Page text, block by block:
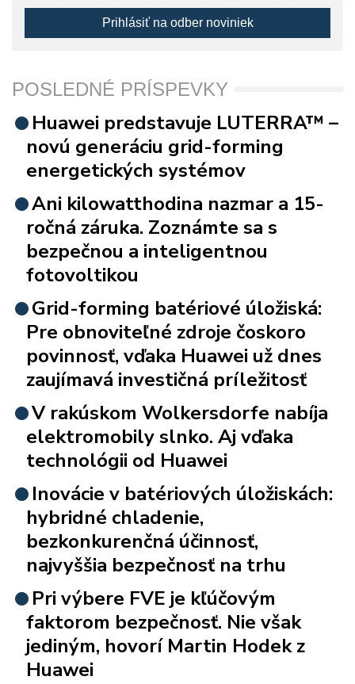
Prihlásiť na odber noviniek
POSLEDNÉ PRÍSPEVKY
Huawei predstavuje LUTERRA™ –
novú generáciu grid-forming
energetických systémov
Ani kilowatthodina nazmar a 15-
ročná záruka. Zoznámte sa s
bezpečnou a inteligentnou
fotovoltikou
Grid-forming batériové úložiská:
Pre obnoviteľné zdroje čoskoro
povinnosť, vďaka Huawei už dnes
zaujímavá investičná príležitosť
V rakúskom Wolkersdorfe nabíja
elektromobily slnko. Aj vďaka
technológii od Huawei
Inovácie v batériových úložiskách:
hybridné chladenie,
bezkonkurenčná účinnosť,
najvyššia bezpečnosť na trhu
Pri výbere FVE je kľúčovým
faktorom bezpečnosť. Nie však
jediným, hovorí Martin Hodek z
Huawei